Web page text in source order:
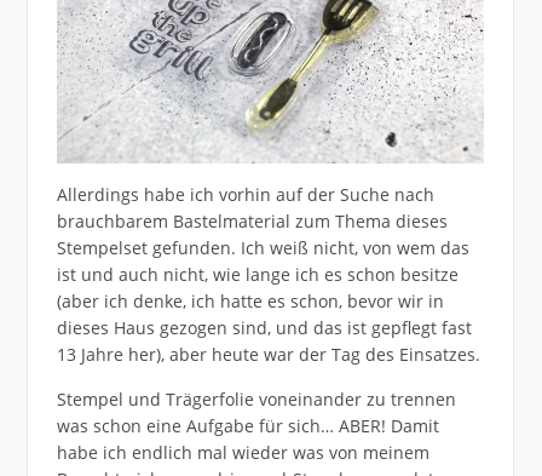
Allerdings habe ich vorhin auf der Suche nach
brauchbarem Bastelmaterial zum Thema dieses
Stempelset gefunden. Ich weiß nicht, von wem das
ist und auch nicht, wie lange ich es schon besitze
(aber ich denke, ich hatte es schon, bevor wir in
dieses Haus gezogen sind, und das ist gepflegt fast
13 Jahre her), aber heute war der Tag des Einsatzes.
Stempel und Trägerfolie voneinander zu trennen
was schon eine Aufgabe für sich… ABER! Damit
habe ich endlich mal wieder was von meinem